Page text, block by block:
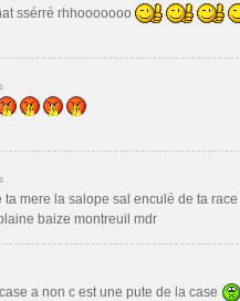
ssérré rhhooooooo
mere la salope sal enculé de ta
baize montreuil mdr
a non c est une pute de la case